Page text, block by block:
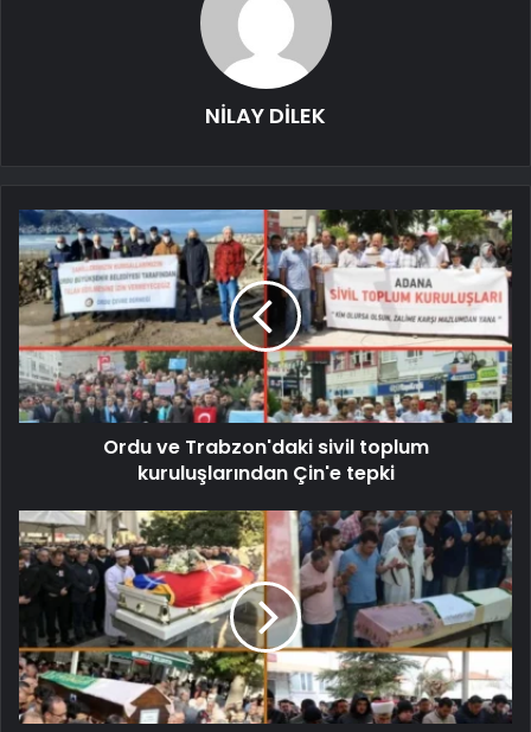
NİLAY DİLEK
Ordu ve Trabzon'daki sivil toplum
kuruluşlarından Çin'e tepki